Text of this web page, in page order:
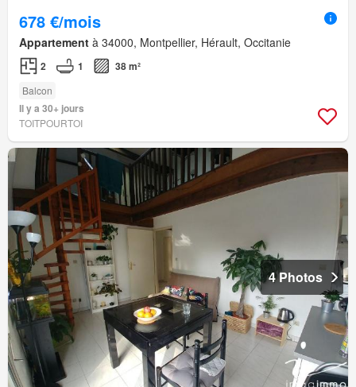
678 €/mois
Appartement à 34000, Montpellier, Hérault, Occitanie
2 1 38 m²
Balcon
Il y a 30+ jours
TOITPOURTOI
4 Photos